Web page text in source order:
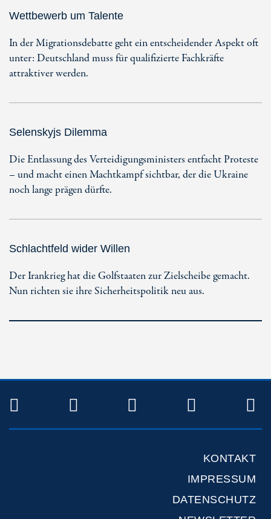
Wettbewerb um Talente
In der Migrationsdebatte geht ein entscheidender Aspekt oft
unter: Deutschland muss für qualifizierte Fachkräfte
attraktiver werden.
Selenskyjs Dilemma
Die Entlassung des Verteidigungsministers entfacht Proteste
– und macht einen Machtkampf sichtbar, der die Ukraine
noch lange prägen dürfte.
Schlachtfeld wider Willen
Der Irankrieg hat die Golfstaaten zur Zielscheibe gemacht.
Nun richten sie ihre Sicherheitspolitik neu aus.
TWITTERFACEBOOKINSTAGRAM
KONTAKT
IMPRESSUM
DATENSCHUTZ